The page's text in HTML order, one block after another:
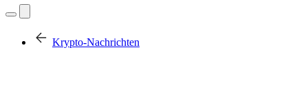
Krypto-Nachrichten